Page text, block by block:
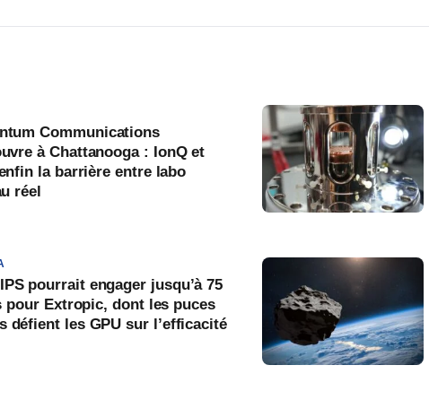
Communications
à Chattanooga : IonQ et
la barrière entre labo
réel
pourrait engager jusqu’à 75
Extropic, dont les puces
défient les GPU sur l’efficacité